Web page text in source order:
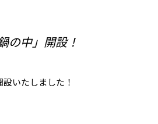
の中」開設！
いたしました！